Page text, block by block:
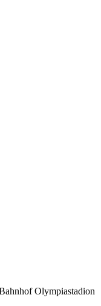
Olympiastadion